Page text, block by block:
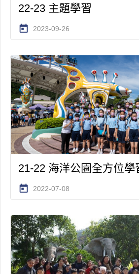
22-23 主題學習
today 2023-09-26
21-22 海洋公園全方位學
today 2022-07-08